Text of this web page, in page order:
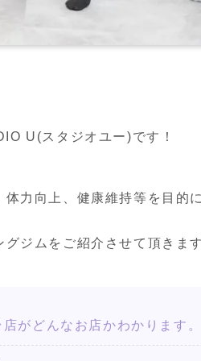
U(スタジオユー)です！
力向上、健康維持等を目的
ジムをご紹介させて頂きま
がどんなお店かわかります